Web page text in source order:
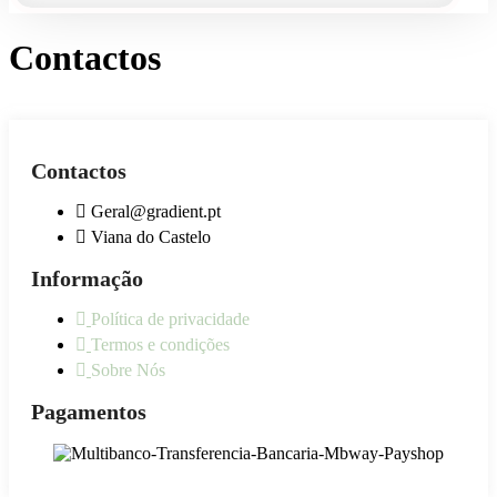
Contactos
Contactos
Geral@gradient.pt
Viana do Castelo
Informação
Política de privacidade
Termos e condições
Sobre Nós
Pagamentos